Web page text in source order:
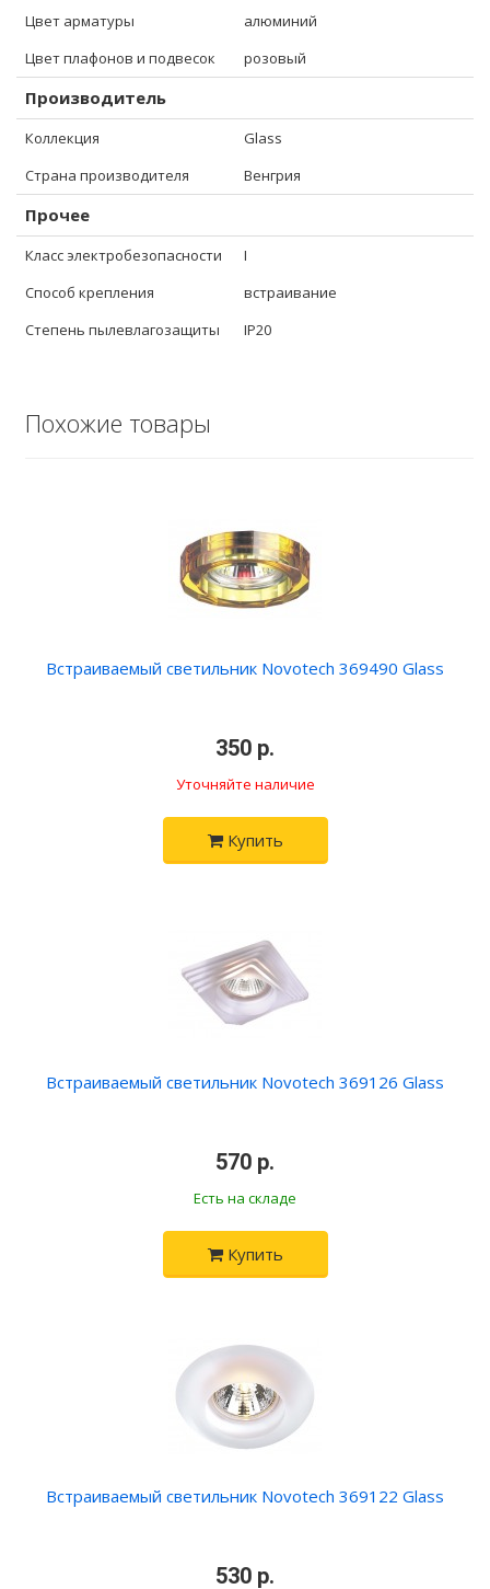
Цвет арматуры
алюминий
Цвет плафонов и подвесок
розовый
Производитель
Коллекция
Glass
Страна производителя
Венгрия
Прочее
Класс электробезопасности
I
Способ крепления
встраивание
Степень пылевлагозащиты
IP20
Похожие товары
Встраиваемый светильник Novotech 369490 Glass
350 р.
Уточняйте наличие
Купить
Встраиваемый светильник Novotech 369126 Glass
570 р.
Есть на складе
Купить
Встраиваемый светильник Novotech 369122 Glass
530 р.